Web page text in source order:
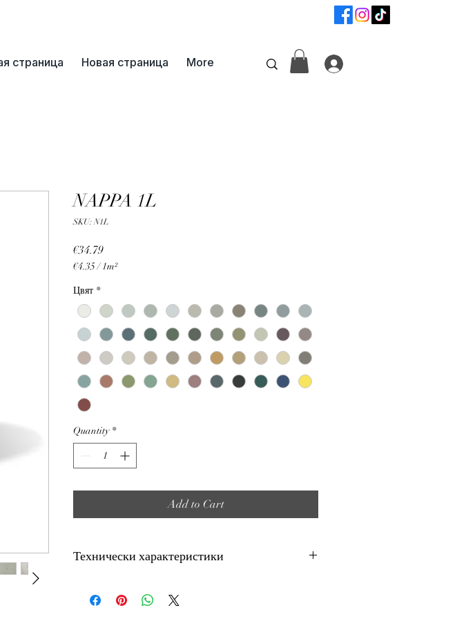
страница Новая страница More
NAPPA 1L
SKU: N1L
€34.79Price
€4.35/1m²
per
Square
meter
Цвят *
Quantity *
Add to Cart
Технически характеристики
покривната площ на 1 опаковка е приблизително 6-8 кв. м.